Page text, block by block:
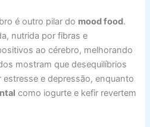
é outro pilar do mood food.
nutrida por fibras e
ao cérebro, melhorando
mostram que desequilíbrios
e depressão, enquanto
como iogurte e kefir revertem